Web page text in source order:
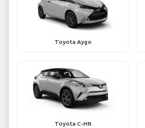
Toyota Aygo
Toyota C-HR